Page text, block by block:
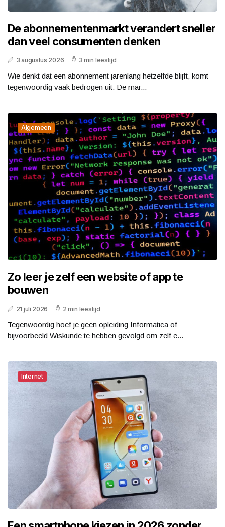
De abonnementenmarkt verandert sneller
dan veel consumenten denken
3 augustus 2026 3 min leestijd
Wie denkt dat een abonnement jarenlang hetzelfde blijft, komt
tegenwoordig vaak bedrogen uit. De mar...
Algemeen
Zo leer je zelf een website of app te
bouwen
21 juli 2026 2 min leestijd
Tegenwoordig hoef je geen opleiding Informatica of
bijvoorbeeld Wiskunde te hebben gevolgd om zelf e...
Internet